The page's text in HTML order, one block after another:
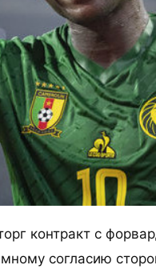
контракт с
согласию